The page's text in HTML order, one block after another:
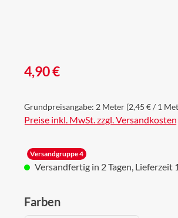
Regulärer Preis:
4,90 €
Grundpreisangabe: 2 Meter (2,45 € / 1
Preise inkl. MwSt. zzgl. Versandkosten
Versandgruppe 4
Versandfertig in 2 Tagen, Lieferzeit
Farbenauswählen